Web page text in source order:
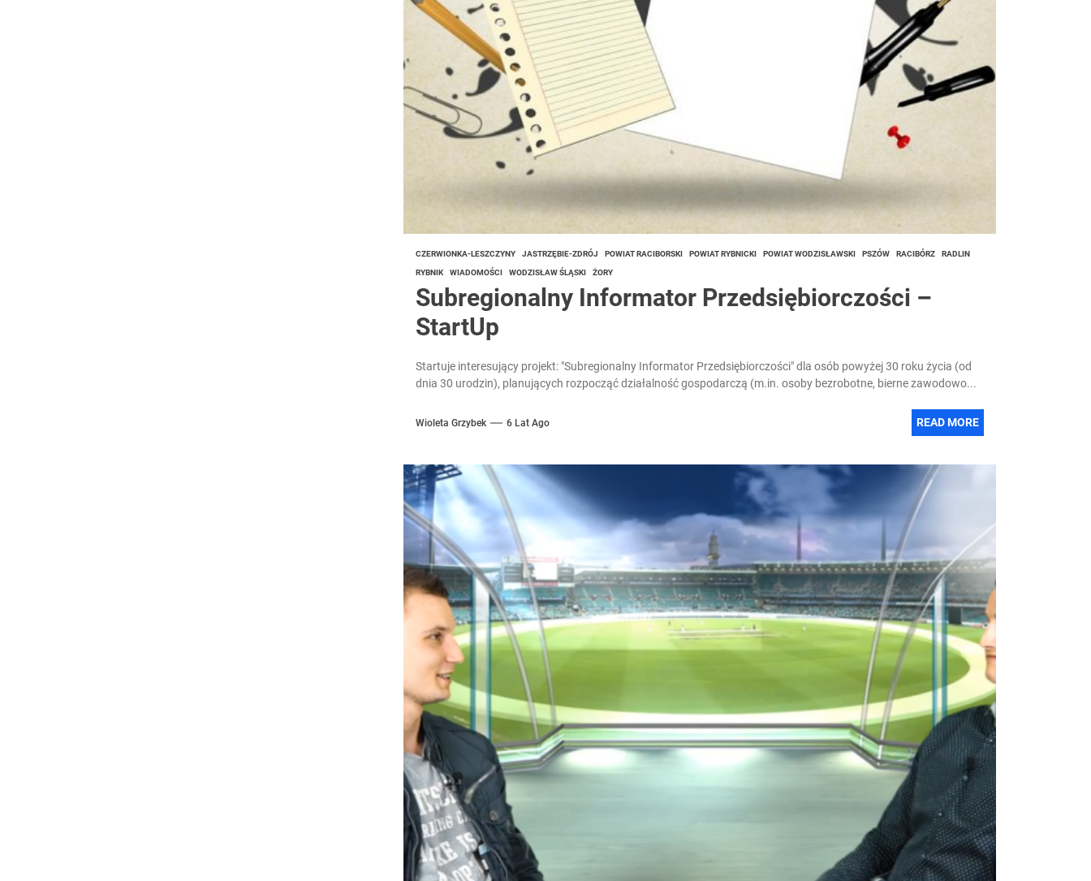
CZERWIONKA-LESZCZYNY JASTRZĘBIE-ZDRÓJ POWIAT RACIBORSKI POWIAT RYBNICKI POWIAT WODZISŁAWSKI PSZÓW RACIBÓRZ RADLIN
RYBNIK WIADOMOŚCI WODZISŁAW ŚLĄSKI ŻORY
Subregionalny Informator Przedsiębiorczości –
StartUp
Startuje interesujący projekt: "Subregionalny Informator Przedsiębiorczości" dla osób powyżej 30 roku życia (od
dnia 30 urodzin), planujących rozpocząć działalność gospodarczą (m.in. osoby bezrobotne, bierne zawodowo...
Wioleta Grzybek 6 Lat Ago READ MORE